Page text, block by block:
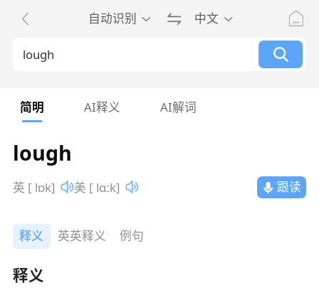
自动识别 中文
简明 AI释义 AI解词
lough
英 [ lɒk] 美 [ lɑːk] 跟读
释义 英英释义 例句
释义